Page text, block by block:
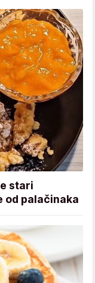
stari
od palačinaka